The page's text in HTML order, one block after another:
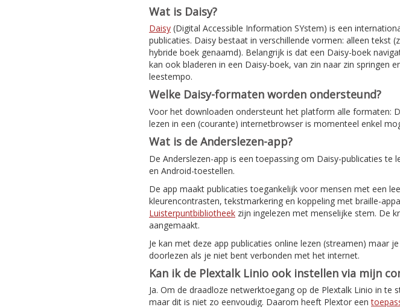
Wat is Daisy?
Daisy (Digital Accessible Information SYstem) is een
publicaties. Daisy bestaat in verschillende vormen: alleen tekst
hybride boek genaamd). Belangrijk is dat een Daisy-boek
kan ook bladeren in een Daisy-boek, van zin naar zin springen
leestempo.
Welke Daisy-formaten worden ondersteund?
Voor het downloaden ondersteunt het platform alle formaten:
lezen in een (courante) internetbrowser is momenteel enkel
Wat is de Anderslezen-app?
De Anderslezen-app is een toepassing om Daisy-publicaties
en Android-toestellen.
De app maakt publicaties toegankelijk voor mensen met een
kleurencontrasten, tekstmarkering en koppeling met braille-
Luisterpuntbibliotheek zijn ingelezen met menselijke stem. De
aangemaakt.
Je kan met deze app publicaties online lezen (streamen)
doorlezen als je niet bent verbonden met het internet.
Kan ik de Plextalk Linio ook instellen via mijn
Ja. Om de draadloze netwerktoegang op de Plextalk Linio in
maar dit is niet zo eenvoudig. Daarom heeft Plextor een